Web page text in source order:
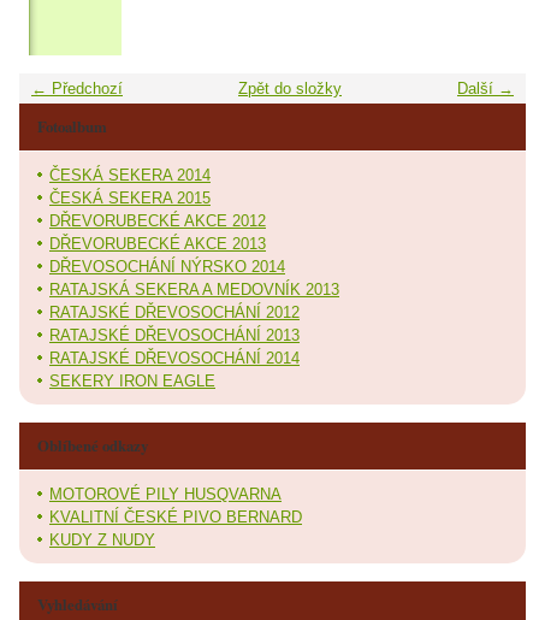
← Předchozí Další →
Zpět do složky
Fotoalbum
ČESKÁ SEKERA 2014
ČESKÁ SEKERA 2015
DŘEVORUBECKÉ AKCE 2012
DŘEVORUBECKÉ AKCE 2013
DŘEVOSOCHÁNÍ NÝRSKO 2014
RATAJSKÁ SEKERA A MEDOVNÍK 2013
RATAJSKÉ DŘEVOSOCHÁNÍ 2012
RATAJSKÉ DŘEVOSOCHÁNÍ 2013
RATAJSKÉ DŘEVOSOCHÁNÍ 2014
SEKERY IRON EAGLE
Oblíbené odkazy
MOTOROVÉ PILY HUSQVARNA
KVALITNÍ ČESKÉ PIVO BERNARD
KUDY Z NUDY
Vyhledávání